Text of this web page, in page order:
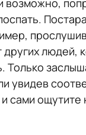
других людей,
Только
увидев
сами